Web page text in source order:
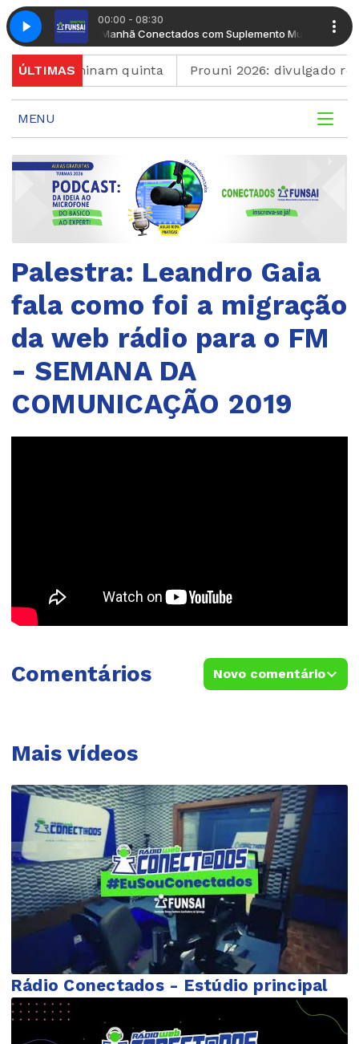
00:00 - 08:30
MusicalManhã Conectados com Suplemento Musical
ÚLTIMAS
terminam quinta Prouni 2026: divulgado
MENU
Palestra: Leandro Gaia
fala como foi a migração
da web rádio para o FM
- SEMANA DA
COMUNICAÇÃO 2019
Mais vídeos
Rádio Conectados - Estúdio principal
Comentários Novo comentário